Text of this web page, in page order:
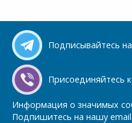
Подписывайтесь
Присоединяйтесь
Информация о значимых
Подпишитесь на нашу email